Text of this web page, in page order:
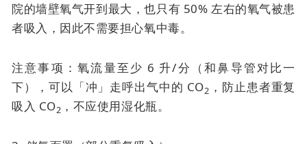
院的墙壁氧气开到最大，也只有 50% 左右的氧气被患
者吸入，因此不需要担心氧中毒。
注意事项：氧流量至少 6 升/分（和鼻导管对比一
下），可以「冲」走呼出气中的 CO2 ，防止患者重复
吸入 CO2 ，不应使用湿化瓶。